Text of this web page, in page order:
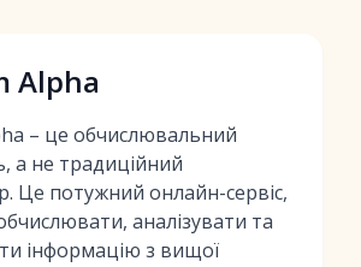
Alpha
– це обчислювальний
а не традиційний
Це потужний онлайн-сервіс,
аналізувати та
інформацію з вищої